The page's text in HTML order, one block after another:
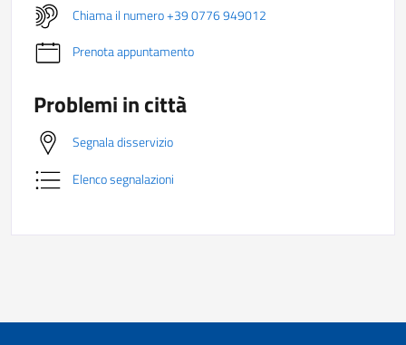
Chiama il numero +39 0776 949012
Prenota appuntamento
Problemi in città
Segnala disservizio
Elenco segnalazioni